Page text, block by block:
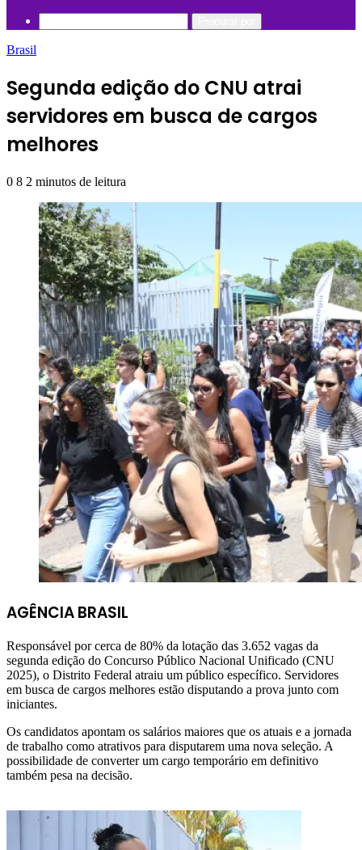
Brasil
Segunda edição do CNU atrai
servidores em busca de cargos
melhores
0 8 2 minutos de leitura
AGÊNCIA BRASIL
Responsável por cerca de 80% da lotação das 3.652 vagas da
segunda edição do Concurso Público Nacional Unificado (CNU
2025), o Distrito Federal atraiu um público específico. Servidores
em busca de cargos melhores estão disputando a prova junto com
iniciantes.
Os candidatos apontam os salários maiores que os atuais e a jornada
de trabalho como atrativos para disputarem uma nova seleção. A
possibilidade de converter um cargo temporário em definitivo
também pesa na decisão.